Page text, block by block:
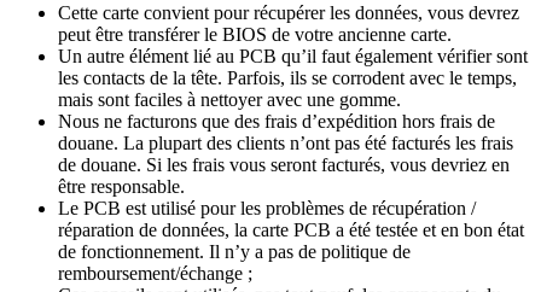
Cette carte convient pour récupérer les données, vous devrez
peut être transférer le BIOS de votre ancienne carte.
Un autre élément lié au PCB qu’il faut également vérifier sont
les contacts de la tête. Parfois, ils se corrodent avec le temps,
mais sont faciles à nettoyer avec une gomme.
Nous ne facturons que des frais d’expédition hors frais de
douane. La plupart des clients n’ont pas été facturés les frais
de douane. Si les frais vous seront facturés, vous devriez en
être responsable.
Le PCB est utilisé pour les problèmes de récupération /
réparation de données, la carte PCB a été testée et en bon état
de fonctionnement. Il n’y a pas de politique de
remboursement/échange ;